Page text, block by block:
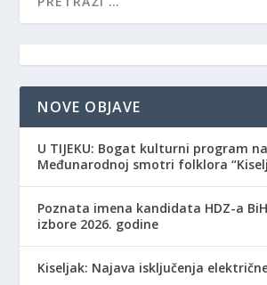
NOVE OBJAVE
​U TIJEKU: Bogat kulturni program
Međunarodnoj smotri folklora
Poznata imena kandidata HDZ-a
izbore 2026. godine
Kiseljak: Najava isključenja